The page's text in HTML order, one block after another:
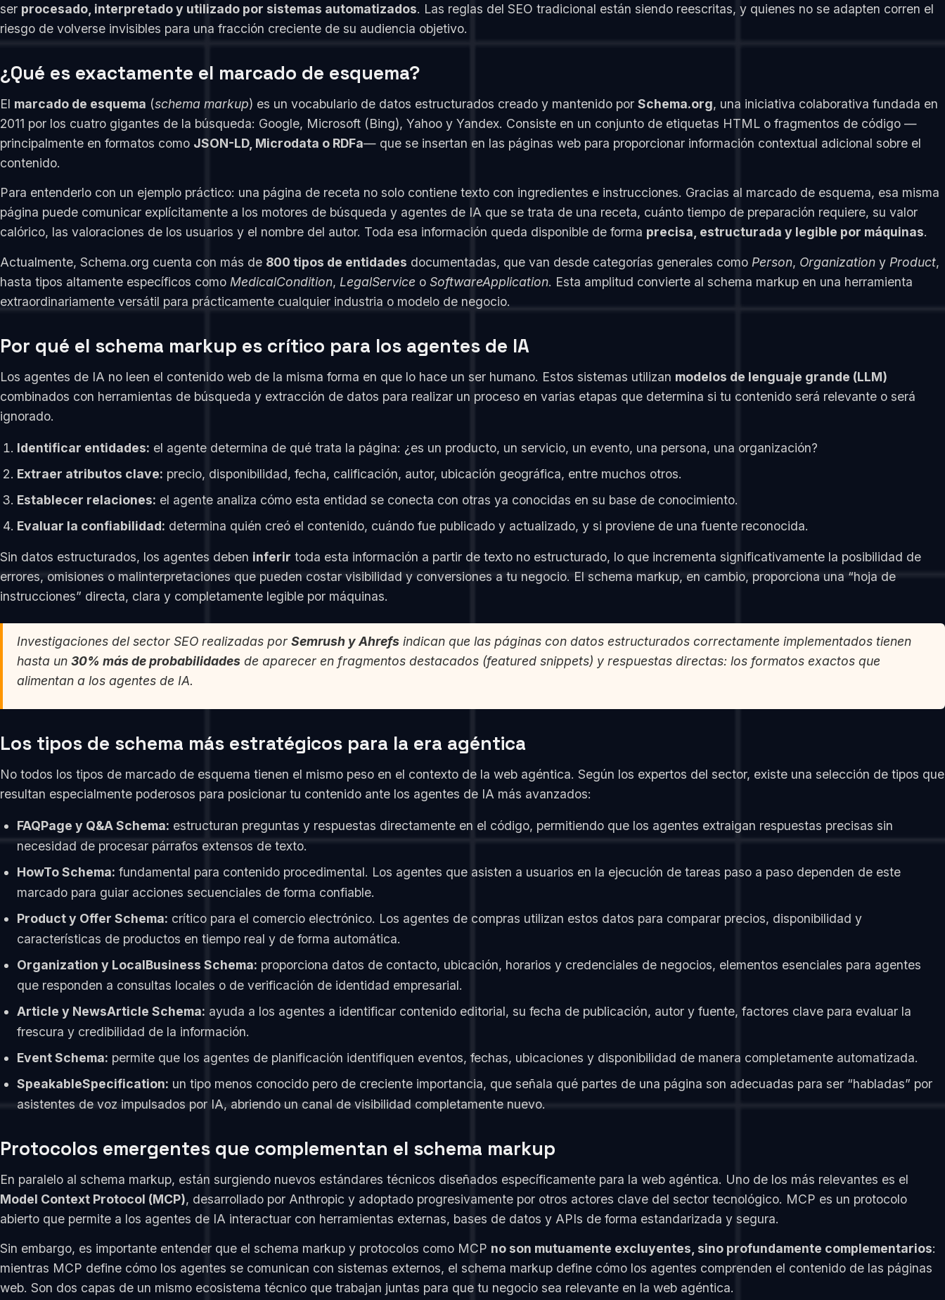
ser procesado, interpretado y utilizado por sistemas automatizados. Las reglas del SEO tradicional están siendo reescritas, y quienes no se adapten corren el
riesgo de volverse invisibles para una fracción creciente de su audiencia objetivo.
¿Qué es exactamente el marcado de esquema?
El marcado de esquema (schema markup) es un vocabulario de datos estructurados creado y mantenido por Schema.org, una iniciativa colaborativa fundada en
2011 por los cuatro gigantes de la búsqueda: Google, Microsoft (Bing), Yahoo y Yandex. Consiste en un conjunto de etiquetas HTML o fragmentos de código —
principalmente en formatos como JSON-LD, Microdata o RDFa— que se insertan en las páginas web para proporcionar información contextual adicional sobre el
contenido.
Para entenderlo con un ejemplo práctico: una página de receta no solo contiene texto con ingredientes e instrucciones. Gracias al marcado de esquema, esa misma
página puede comunicar explícitamente a los motores de búsqueda y agentes de IA que se trata de una receta, cuánto tiempo de preparación requiere, su valor
calórico, las valoraciones de los usuarios y el nombre del autor. Toda esa información queda disponible de forma precisa, estructurada y legible por máquinas.
Actualmente, Schema.org cuenta con más de 800 tipos de entidades documentadas, que van desde categorías generales como Person, Organization y Product,
hasta tipos altamente específicos como MedicalCondition, LegalService o SoftwareApplication. Esta amplitud convierte al schema markup en una herramienta
extraordinariamente versátil para prácticamente cualquier industria o modelo de negocio.
Por qué el schema markup es crítico para los agentes de IA
Los agentes de IA no leen el contenido web de la misma forma en que lo hace un ser humano. Estos sistemas utilizan modelos de lenguaje grande (LLM)
combinados con herramientas de búsqueda y extracción de datos para realizar un proceso en varias etapas que determina si tu contenido será relevante o será
ignorado.
Identificar entidades: el agente determina de qué trata la página: ¿es un producto, un servicio, un evento, una persona, una organización?
Extraer atributos clave: precio, disponibilidad, fecha, calificación, autor, ubicación geográfica, entre muchos otros.
Establecer relaciones: el agente analiza cómo esta entidad se conecta con otras ya conocidas en su base de conocimiento.
Evaluar la confiabilidad: determina quién creó el contenido, cuándo fue publicado y actualizado, y si proviene de una fuente reconocida.
Sin datos estructurados, los agentes deben inferir toda esta información a partir de texto no estructurado, lo que incrementa significativamente la posibilidad de
errores, omisiones o malinterpretaciones que pueden costar visibilidad y conversiones a tu negocio. El schema markup, en cambio, proporciona una “hoja de
instrucciones” directa, clara y completamente legible por máquinas.
Investigaciones del sector SEO realizadas por Semrush y Ahrefs indican que las páginas con datos estructurados correctamente implementados tienen
hasta un 30% más de probabilidades de aparecer en fragmentos destacados (featured snippets) y respuestas directas: los formatos exactos que
alimentan a los agentes de IA.
Los tipos de schema más estratégicos para la era agéntica
No todos los tipos de marcado de esquema tienen el mismo peso en el contexto de la web agéntica. Según los expertos del sector, existe una selección de tipos que
resultan especialmente poderosos para posicionar tu contenido ante los agentes de IA más avanzados:
FAQPage y Q&A Schema: estructuran preguntas y respuestas directamente en el código, permitiendo que los agentes extraigan respuestas precisas sin
necesidad de procesar párrafos extensos de texto.
HowTo Schema: fundamental para contenido procedimental. Los agentes que asisten a usuarios en la ejecución de tareas paso a paso dependen de este
marcado para guiar acciones secuenciales de forma confiable.
Product y Offer Schema: crítico para el comercio electrónico. Los agentes de compras utilizan estos datos para comparar precios, disponibilidad y
características de productos en tiempo real y de forma automática.
Organization y LocalBusiness Schema: proporciona datos de contacto, ubicación, horarios y credenciales de negocios, elementos esenciales para agentes
que responden a consultas locales o de verificación de identidad empresarial.
Article y NewsArticle Schema: ayuda a los agentes a identificar contenido editorial, su fecha de publicación, autor y fuente, factores clave para evaluar la
frescura y credibilidad de la información.
Event Schema: permite que los agentes de planificación identifiquen eventos, fechas, ubicaciones y disponibilidad de manera completamente automatizada.
SpeakableSpecification: un tipo menos conocido pero de creciente importancia, que señala qué partes de una página son adecuadas para ser “habladas” por
asistentes de voz impulsados por IA, abriendo un canal de visibilidad completamente nuevo.
Protocolos emergentes que complementan el schema markup
En paralelo al schema markup, están surgiendo nuevos estándares técnicos diseñados específicamente para la web agéntica. Uno de los más relevantes es el
Model Context Protocol (MCP), desarrollado por Anthropic y adoptado progresivamente por otros actores clave del sector tecnológico. MCP es un protocolo
abierto que permite a los agentes de IA interactuar con herramientas externas, bases de datos y APIs de forma estandarizada y segura.
Sin embargo, es importante entender que el schema markup y protocolos como MCP no son mutuamente excluyentes, sino profundamente complementarios:
mientras MCP define cómo los agentes se comunican con sistemas externos, el schema markup define cómo los agentes comprenden el contenido de las páginas
web. Son dos capas de un mismo ecosistema técnico que trabajan juntas para que tu negocio sea relevante en la web agéntica.